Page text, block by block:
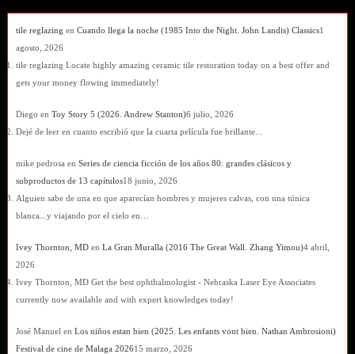
tile reglazing en Cuando llega la noche (1985 Into the Night. John Landis) Classics1
agosto, 2026
tile reglazing Locate highly amazing ceramic tile restoration today on a best offer and
gets your money flowing immediately!
Diego en Toy Story 5 (2026. Andrew Stanton)6 julio, 2026
Dejé de leer en cuanto escribió que la cuarta película fue brillante...
mike pedrosa en Series de ciencia ficción de los años 80: grandes clásicos y
subproductos de 13 capítulos18 junio, 2026
Alguien sabe de una en que aparecían hombres y mujeres calvas, con una túnica
blanca...y viajando por el cielo en…
Ivey Thornton, MDen La Gran Muralla (2016 The Great Wall. Zhang Yimou)4 abril,
2026
Ivey Thornton, MD Get the best ophthalmologist - Nebraska Laser Eye Associates
currently now available and with expert knowledges today!
José Manuel en Los niños estan bien (2025. Les enfants vont bien. Nathan Ambrosioni)
Festival de cine de Malaga 202615 marzo, 2026